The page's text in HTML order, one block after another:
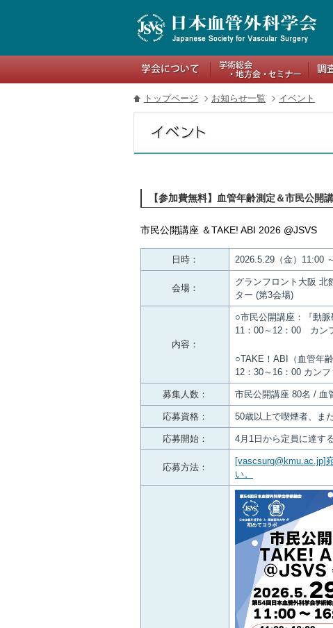
トップページ お知らせ一覧 イベント
【参加費無料】血管年齢測定＆市民公開
市民公開講座 ＆TAKE! ABI 2026 @JSVS
日時： 2026.5.29（金）11:00
会場：
グランフロント大阪
ター (第3会場)
内容：
○市民公開講座：『動脈
11：00～12：00 カン
○TAKE！ABI（血管年齢
12：30～16：00 カン
募集人数： 市民公開講座 80名 / 血
応募資格： 50歳以上で喫煙者、ま
応募開始： 4月1日から定員に達
応募方法：
[vascsurg@kmu.ac.jp]
い。